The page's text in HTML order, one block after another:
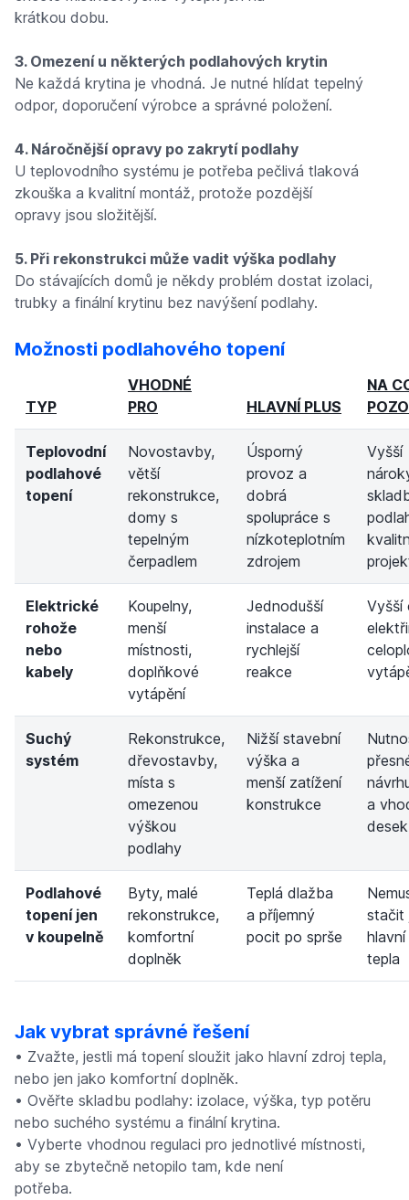
krátkou dobu.
3. Omezení u některých podlahových krytin
Ne každá krytina je vhodná. Je nutné hlídat tepelný
odpor, doporučení výrobce a správné položení.
4. Náročnější opravy po zakrytí podlahy
U teplovodního systému je potřeba pečlivá tlaková
zkouška a kvalitní montáž, protože pozdější
opravy jsou složitější.
5. Při rekonstrukci může vadit výška podlahy
Do stávajících domů je někdy problém dostat izolaci,
trubky a finální krytinu bez navýšení podlahy.
Možnosti podlahového topení
TYP
VHODNÉ
PRO
HLAVNÍ PLUS
NA
Teplovodní
podlahové
topení
Novostavby,
větší
rekonstrukce,
domy s
tepelným
čerpadlem
Úsporný
provoz a
dobrá
spolupráce s
nízkoteplotním
zdrojem
Vyšší
Elektrické
rohože
nebo
kabely
Koupelny,
menší
místnosti,
doplňkové
vytápění
Jednodušší
instalace a
rychlejší
reakce
Vyšší
Suchý
systém
Rekonstrukce,
dřevostavby,
místa s
omezenou
výškou
podlahy
Nižší stavební
výška a
menší zatížení
konstrukce
a
desek
Podlahové
topení jen
v koupelně
Byty, malé
rekonstrukce,
komfortní
doplněk
Teplá dlažba
a příjemný
pocit po sprše
stačit
tepla
Jak vybrat správné řešení
• Zvažte, jestli má topení sloužit jako hlavní zdroj tepla,
nebo jen jako komfortní doplněk.
• Ověřte skladbu podlahy: izolace, výška, typ potěru
nebo suchého systému a finální krytina.
• Vyberte vhodnou regulaci pro jednotlivé místnosti,
aby se zbytečně netopilo tam, kde není
potřeba.